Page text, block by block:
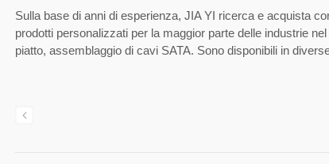
Sulla base di anni di esperienza, JIA YI ricerca e acquista
prodotti personalizzati per la maggior parte delle industrie
piatto, assemblaggio di cavi SATA. Sono disponibili in